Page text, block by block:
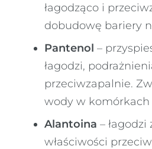
łagodząco i
dobudowę bariery
Pantenol –
łagodzi,
przeciwzapalnie.
wody w komórkach
Alantoina –
właściwości